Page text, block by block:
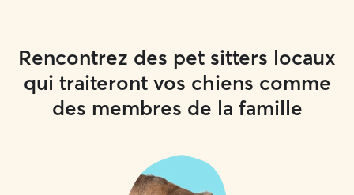
Rencontrez des pet sitters locaux
qui traiteront vos chiens comme
des membres de la famille